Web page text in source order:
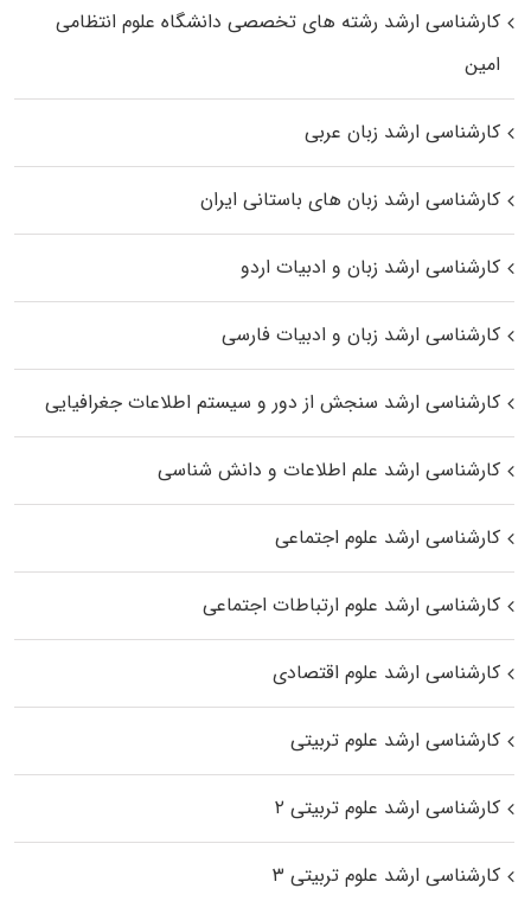
کارشناسی ارشد رﺷﺘﻪ ﻫﺎی تخصصی داﻧﺸﮕﺎه ﻋﻠﻮم انتظامی
اﻣﻴﻦ
کارشناسی ارشد زبان عربی
کارشناسی ارشد زبان‌ های باستانی ایران
کارشناسی ارشد زبان و ادبیات اردو
کارشناسی ارشد زبان و ادبیات فارسی
کارشناسی ارشد سنجش از دور و سیستم اطلاعات جغرافیایی
کارشناسی ارشد علم اطلاعات و دانش شناسی
کارشناسی ارشد علوم اجتماعی
کارشناسی ارشد علوم ارتباطات اجتماعی
کارشناسی ارشد علوم اقتصادی
کارشناسی ارشد علوم تربیتی
کارشناسی ارشد علوم تربیتی ۲
کارشناسی ارشد علوم تربیتی ۳